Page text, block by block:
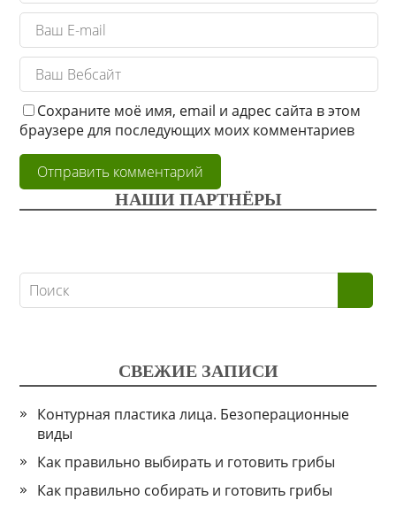
Сохраните моё имя, email и адрес сайта в этом
браузере для последующих моих комментариев
НАШИ ПАРТНЁРЫ
СВЕЖИЕ ЗАПИСИ
Контурная пластика лица. Безоперационные
виды
Как правильно выбирать и готовить грибы
Как правильно собирать и готовить грибы